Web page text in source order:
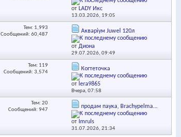
от LADY Икс
13.03.2026, 19:05
Тем: 1,993
Сообщений: 60,487
Акваріум Juwel 120л
отДиона
29.07.2026,09:49
Тем: 119
Сообщений: 3,574
Когтеточка
от lera9865
Вчера,07:58
Тем: 20
Сообщений: 947
продам паука, Brachypelma...
от Imruls
31.07.2026,21:34